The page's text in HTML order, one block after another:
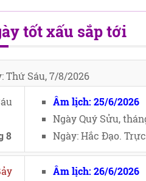
tốt xấu sắp tới
Thứ Sáu, 7/8/2026
8
Âm lịch: 25/6/2026
Ngày Quý Sửu,
Ngày: Hắc Đạo.
Âm lịch: 26/6/2026